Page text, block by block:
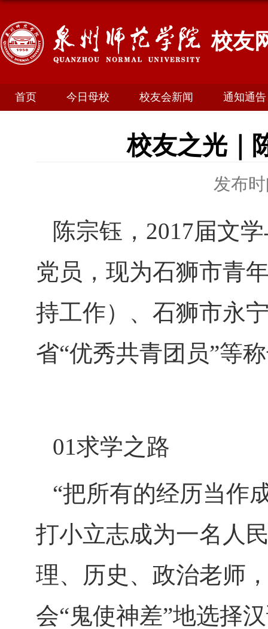
校友
首页 今日母校 校友会新闻 通知通告
校友之光｜
发布
陈宗钰，2017届文
党员，现为石狮市青
持工作）、石狮市永
省“优秀共青团员”等
01求学之路
“把所有的经历当作
打小立志成为一名人
理、历史、政治老师
会“鬼使神差”地选择